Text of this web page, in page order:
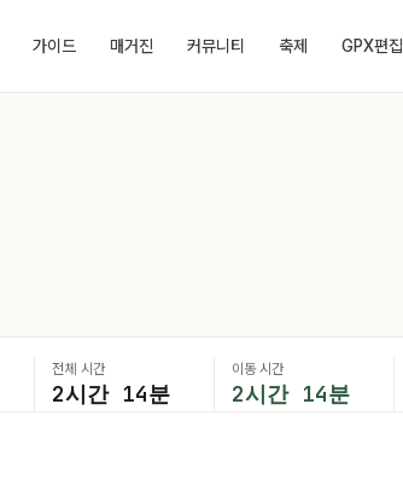
가이드 매거진 커뮤니티 축제 GPX편집
전체 시간
2시간 14분
이동 시간
2시간 14분